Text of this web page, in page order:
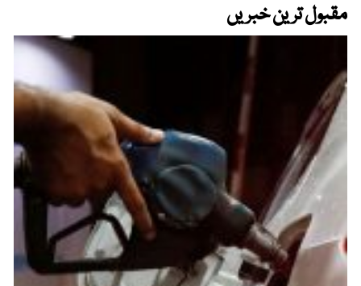
مقبول ترین خبریں